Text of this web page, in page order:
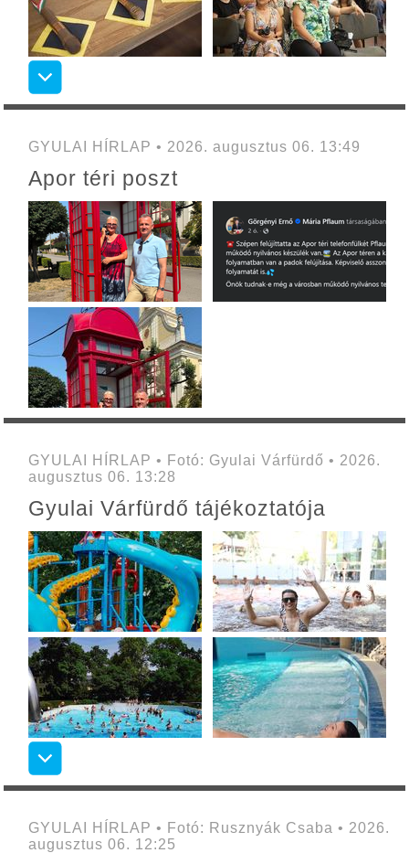
GYULAI HÍRLAP • 2026. augusztus 06. 13:49
Apor téri poszt
GYULAI HÍRLAP • Fotó: Gyulai Várfürdő • 2026.
augusztus 06. 13:28
Gyulai Várfürdő tájékoztatója
GYULAI HÍRLAP • Fotó: Rusznyák Csaba • 2026.
augusztus 06. 12:25